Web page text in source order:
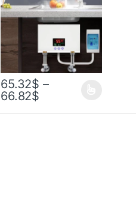
65.32$ –
66.82$